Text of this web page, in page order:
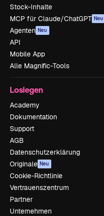
Stock-Inhalte
MCP für Claude/ChatGPT Neu
Agenten Neu
API
Mobile App
Alle Magnific-Tools
Loslegen
Academy
Dokumentation
Support
AGB
Datenschutzerklärung
Originale Neu
Cookie-Richtlinie
Vertrauenszentrum
Partner
Unternehmen